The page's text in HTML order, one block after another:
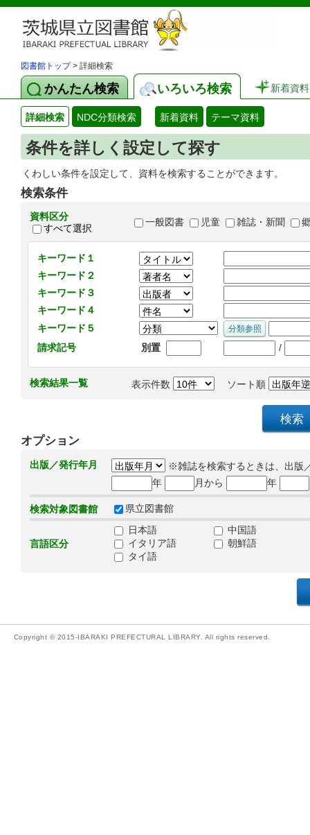
図書館トップ> 詳細検索
かんたん検索 いろいろ検索 新着資料
詳細検索 NDC分類検索 新着資料 テーマ資料
条件を詳しく設定して探す
くわしい条件を設定して、資料を検索することができます。
検索条件
資料区分
すべて選択
一般図書 児童 雑誌・新聞
キーワード１
キーワード２
キーワード３
キーワード４
キーワード５
請求記号
別置 /
検索結果一覧 表示件数 ソート順
オプション
出版／発行年月
※雑誌を検索するときは、出版
年
月から 年
検索対象図書館 県立図書館
言語区分
日本語
中国語
イタリア語
朝鮮語
タイ語
Copyright © 2015-IBARAKI PREFECTURAL LIBRARY. All rights reserved.